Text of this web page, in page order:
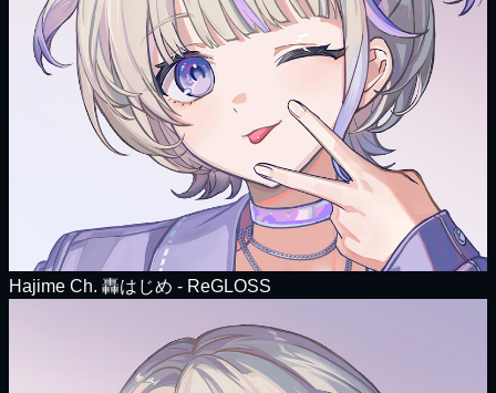
Hajime Ch. 轟はじめ ‐ ReGLOSS